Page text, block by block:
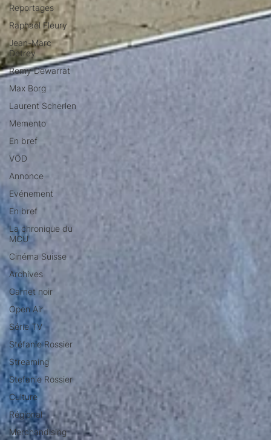
Reportages
Raphael Fleury
Jean-Marc
Detrey
Remy Dewarrat
Max Borg
Laurent Scherlen
Memento
En bref
VOD
Annonce
Evénement
En bref
La chronique du
MCU
Cinéma Suisse
Archives
Carnet noir
Open Air
Série TV
Stéfanie Rossier
Streaming
Stefanie Rossier
Culture
Régional
Merchandising